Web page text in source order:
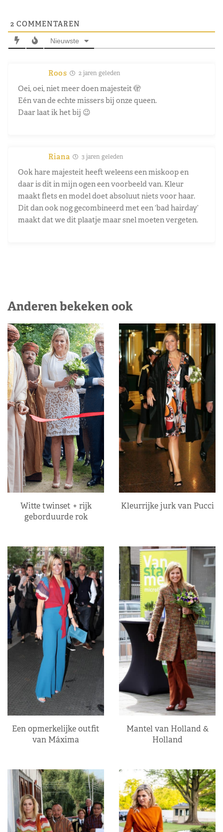
2 COMMENTAREN
Nieuwste
Roos 2 jaren geleden
Oei, oei, niet meer doen majesteit 🫣
Eén van de echte missers bij onze queen.
Daar laat ik het bij 😉
Riana 3 jaren geleden
Ook hare majesteit heeft weleens een miskoop en
daar is dit in mijn ogen een voorbeeld van. Kleur
maakt flets en model doet absoluut niets voor haar.
Dit dan ook nog gecombineerd met een ‘bad hairday’
maakt dat we dit plaatje maar snel moeten vergeten.
Anderen bekeken ook
Witte twinset + rijk
geborduurde rok
Kleurrijke jurk van Pucci
Een opmerkelijke outfit
van Máxima
Mantel van Holland &
Holland